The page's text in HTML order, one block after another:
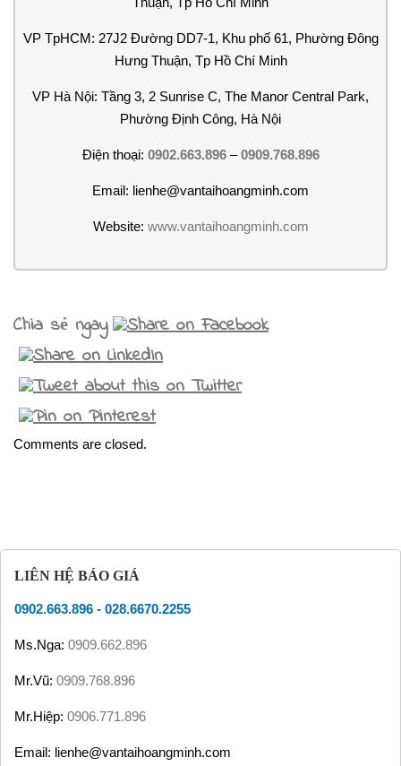
VP TpHCM: 27J2 Đường DD7-1, Khu phố 61, Phường Đông
Hưng Thuận, Tp Hồ Chí Minh
VP Hà Nội: Tầng 3, 2 Sunrise C, The Manor Central Park,
Phường Định Công, Hà Nội
Điện thoại: 0902.663.896–0909.768.896
Email: lienhe@vantaihoangminh.com
Website: www.vantaihoangminh.com
Chia sẻ ngay
Comments are closed.
LIÊN HỆ BÁO GIÁ
0902.663.896 - 028.6670.2255
Ms.Nga: 0909.662.896
Mr.Vũ: 0909.768.896
Mr.Hiệp: 0906.771.896
Email: lienhe@vantaihoangminh.com